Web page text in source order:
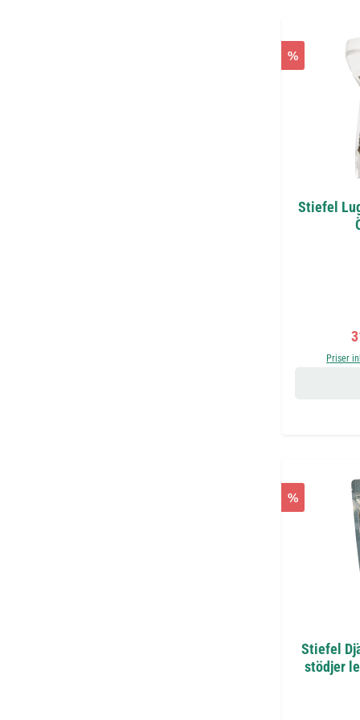
%
Stiefel
Priser
%
Stiefel
stödjer